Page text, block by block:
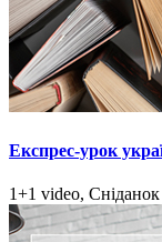
Експрес-урок
1+1 video, Сніданок